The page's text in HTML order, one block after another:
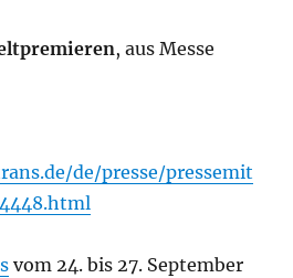
, aus Messe
de/presse/pressemit
vom 24. bis 27. September